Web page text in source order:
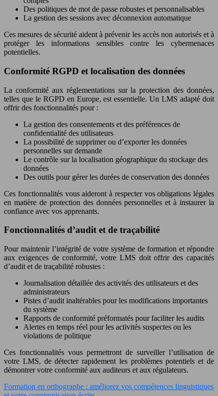
Des politiques de mot de passe robustes et personnalisables
La gestion des sessions avec déconnexion automatique
Ces mesures de sécurité aident à prévenir les accès non autorisés et à
protéger les informations sensibles contre les cybermenaces
potentielles.
Conformité RGPD et localisation des données
La conformité aux réglementations sur la protection des données,
telles que le RGPD en Europe, est essentielle. Un LMS adapté doit
offrir des fonctionnalités pour :
La gestion des consentements et des préférences de
confidentialité des utilisateurs
La possibilité de supprimer ou d’exporter les données
personnelles sur demande
Le contrôle sur la localisation géographique du stockage des
données
Des outils pour gérer les durées de conservation des données
Ces fonctionnalités vous aideront à respecter vos obligations légales
en matière de protection des données personnelles et à instaurer la
confiance avec vos apprenants.
Fonctionnalités d’audit et de traçabilité
Pour maintenir l’intégrité de votre système de formation et répondre
aux exigences de conformité, votre LMS doit offrir des capacités
d’audit et de traçabilité robustes :
Journalisation détaillée des activités des utilisateurs et des
administrateurs
Pistes d’audit inaltérables pour les modifications importantes
du système
Rapports de conformité préformatés pour faciliter les audits
Alertes en temps réel pour les activités suspectes ou les
violations de politique
Ces fonctionnalités vous permettront de surveiller l’utilisation de
votre LMS, de détecter rapidement les problèmes potentiels et de
démontrer votre conformité aux auditeurs et aux régulateurs.
Formation en orthographe : améliorez vos compétences linguistiques